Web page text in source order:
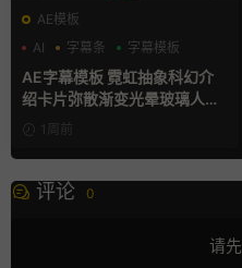
AE模板
AI
字幕条 字幕模板
AE字幕模板 霓虹抽象科幻介
绍卡片弥散渐变光晕玻璃人名
1周前
评论 0
请先